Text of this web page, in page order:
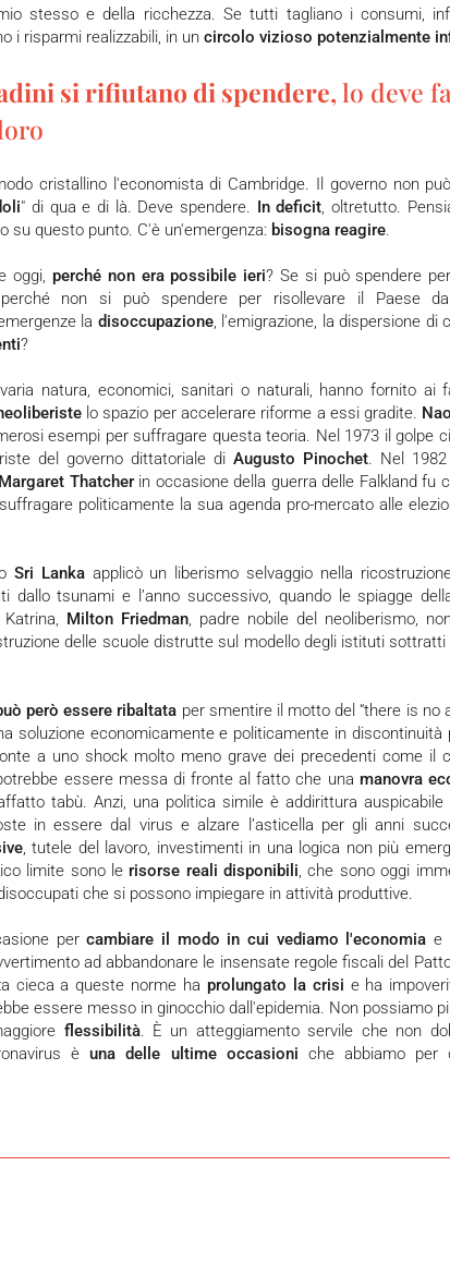
stesso e della ricchezza. Se tutti tagliano i consumi,
i risparmi realizzabili, in un circolo vizioso potenzialmente
si rifiutano di spendere,lo deve
" di qua e di là. Deve spendere. In deficit, oltretutto.
su questo punto. C'è un'emergenza: bisogna reagire.
oggi, perché non era possibile ieri? Se si può spendere
perché non si può spendere per risollevare il Paese
la disoccupazione, l'emigrazione, la dispersione di
?
natura, economici, sanitari o naturali, hanno fornito ai
lo spazio per accelerare riforme a essi gradite.
esempi per suffragare questa teoria. Nel 1973 il golpe
del governo dittatoriale di Augusto Pinochet. Nel
Margaret Thatcherin occasione della guerra delle Falkland fu
politicamente la sua agenda pro-mercato alle
Sri Lankaapplicò un liberismo selvaggio nella
dallo tsunami e l’anno successivo, quando le spiagge
Milton Friedman, padre nobile del neoliberismo,
delle scuole distrutte sul modello degli istituti
però essere ribaltata per smentire il motto del “there is no
soluzione economicamente e politicamente in discontinuità
a uno shock molto meno grave dei precedenti come il
essere messa di fronte al fatto che una manovra
tabù. Anzi, una politica simile è addirittura auspicabile
in essere dal virus e alzare l’asticella per gli anni
, tutele del lavoro, investimenti in una logica non più
limite sono le risorse reali disponibili, che sono oggi
che si possono impiegare in attività produttive.
percambiare il modo in cui vediamo l'economia e
ad abbandonare le insensate regole fiscali del
cieca a queste norme ha prolungato la crisi e ha
essere messo in ginocchio dall'epidemia. Non possiamo
flessibilità. È un atteggiamento servile che non
èuna delle ultime occasioni che abbiamo per